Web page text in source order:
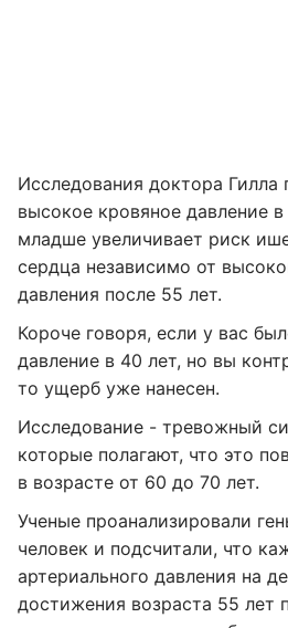
Исследования доктора Гилла
высокое кровяное давление
младше увеличивает риск
сердца независимо от
давления после 55 лет.
Короче говоря, если у вас
давление в 40 лет, но вы
то ущерб уже нанесен.
Исследование - тревожный
которые полагают, что это
в возрасте от 60 до 70 лет.
Ученые проанализировали
человек и подсчитали, что
артериального давления на
достижения возраста 55 лет